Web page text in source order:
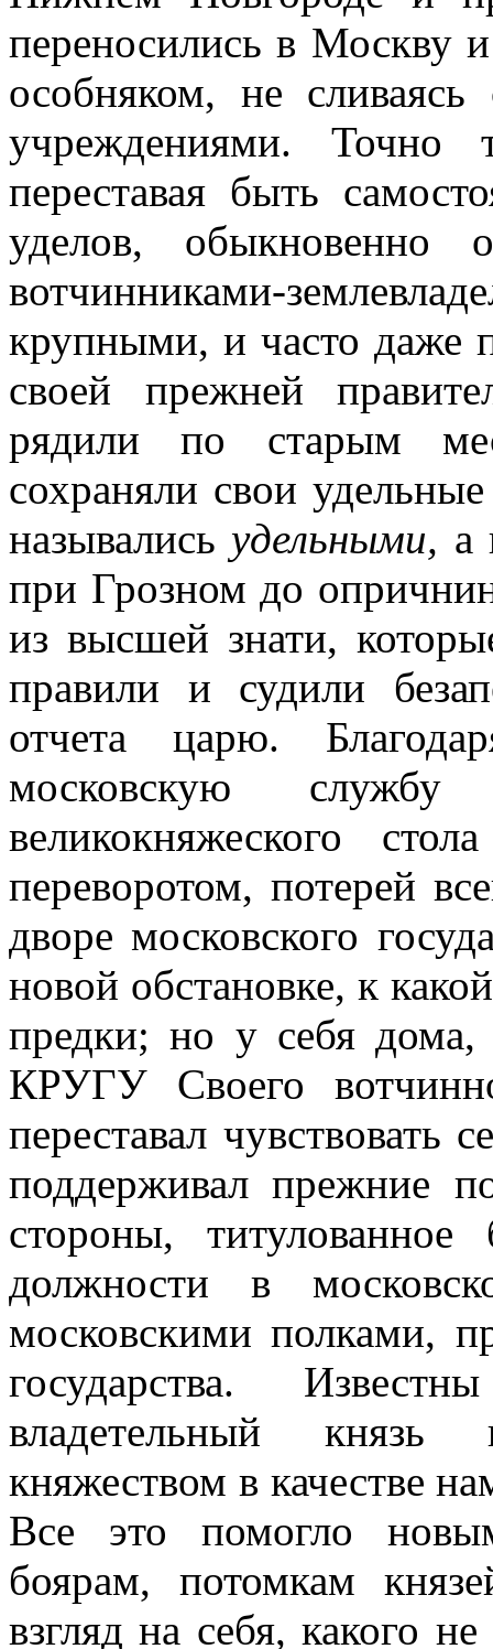
переносились в Москву
особняком, не
учреждениями.
переставая быть
уделов, обыкновенно
вотчинниками-
крупными, и часто даже
своей прежней
рядили по старым
сохраняли свои
назывались удельными, а
при Грозном до
из высшей знати,
правили и судили
отчета царю.
московскую
великокняжеского
переворотом, потерей
дворе московского
новой обстановке, к
предки; но у себя дома,
КРУГУ Своего
переставал
поддерживал прежние
стороны,
должности в
московскими полками,
государства.
владетельный князь
княжеством в качестве
Все это помогло
боярам, потомкам
взгляд на себя, какого